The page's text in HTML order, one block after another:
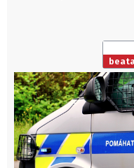
Zamów
RODO (GDPR)
OGÓLNE
Všeobecné
Wiadomości
Region